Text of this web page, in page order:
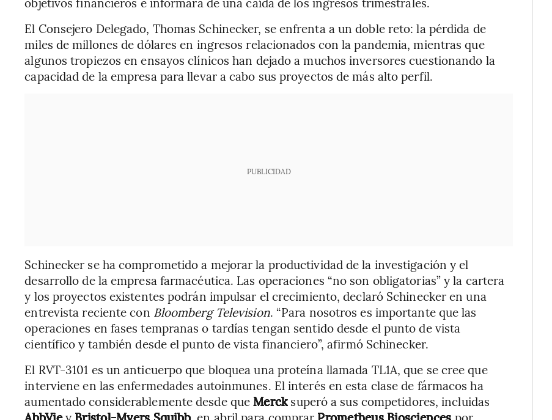
El Consejero Delegado, Thomas Schinecker, se enfrenta a un doble reto: la pérdida de
miles de millones de dólares en ingresos relacionados con la pandemia, mientras que
algunos tropiezos en ensayos clínicos han dejado a muchos inversores cuestionando la
capacidad de la empresa para llevar a cabo sus proyectos de más alto perfil.
PUBLICIDAD
Schinecker se ha comprometido a mejorar la productividad de la investigación y el
desarrollo de la empresa farmacéutica. Las operaciones “no son obligatorias” y la cartera
y los proyectos existentes podrán impulsar el crecimiento, declaró Schinecker en una
entrevista reciente con Bloomberg Television. “Para nosotros es importante que las
operaciones en fases tempranas o tardías tengan sentido desde el punto de vista
científico y también desde el punto de vista financiero”, afirmó Schinecker.
El RVT-3101 es un anticuerpo que bloquea una proteína llamada TL1A, que se cree que
interviene en las enfermedades autoinmunes. El interés en esta clase de fármacos ha
aumentado considerablemente desde queMercksuperó a sus competidores, incluidas